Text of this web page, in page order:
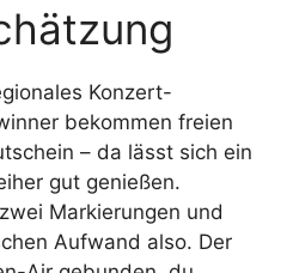
Konzert-
bekommen freien
– da lässt sich ein
gut genießen.
Markierungen und
Aufwand also. Der